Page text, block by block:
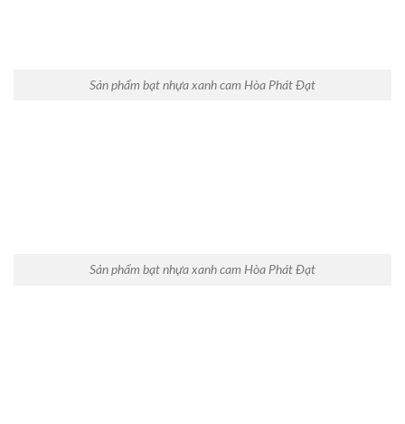
Sản phẩm bạt nhựa xanh cam Hòa Phát Đạt
Sản phẩm bạt nhựa xanh cam Hòa Phát Đạt